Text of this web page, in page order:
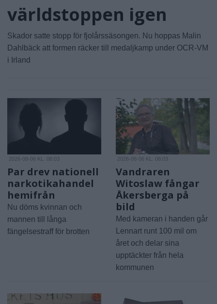
världstoppen igen
Skador satte stopp för fjolårssäsongen. Nu hoppas Malin
Dahlbäck att formen räcker till medaljkamp under OCR-VM
i Irland
2026-08-06 KL. 08:03
Par drev nationell
narkotikahandel
hemifrån
Nu döms kvinnan och
mannen till långa
fängelsestraff för brotten
2026-08-06 KL. 08:03
Vandraren
Witoslaw fångar
Åkersberga på
bild
Med kameran i handen går
Lennart runt 100 mil om
året och delar sina
upptäckter från hela
kommunen